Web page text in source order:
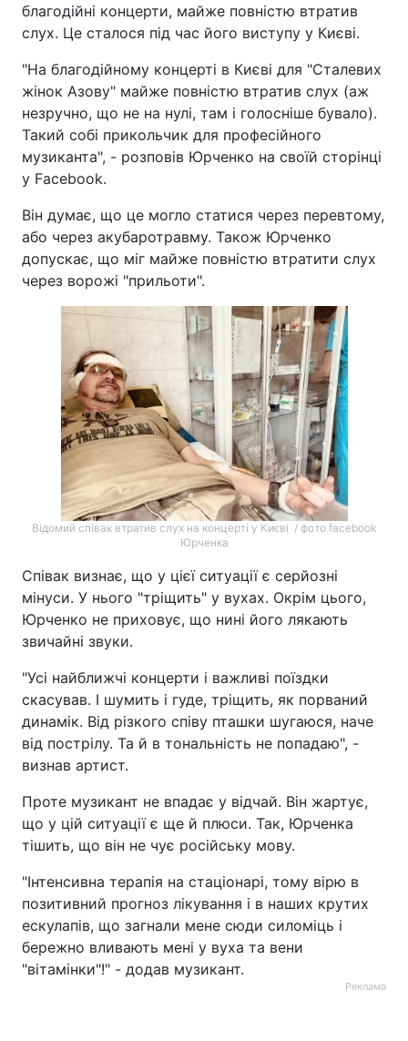
благодійні концерти, майже повністю втратив
слух. Це сталося під час його виступу у Києві.
"На благодійному концерті в Києві для "Сталевих
жінок Азову" майже повністю втратив слух (аж
незручно, що не на нулі, там і голосніше бувало).
Такий собі прикольчик для професійного
музиканта", - розповів Юрченко на своїй сторінці
у Facebook.
Він думає, що це могло статися через перевтому,
або через акубаротравму. Також Юрченко
допускає, що міг майже повністю втратити слух
через ворожі "прильоти".
Відомий співак втратив слух на концерті у Києві / фото facebook
Юрченка
Співак визнає, що у цієї ситуації є серйозні
мінуси. У нього "тріщить" у вухах. Окрім цього,
Юрченко не приховує, що нині його лякають
звичайні звуки.
"Усі найближчі концерти і важливі поїздки
скасував. І шумить і гуде, тріщить, як порваний
динамік. Від різкого співу пташки шугаюся, наче
від пострілу. Та й в тональність не попадаю", -
визнав артист.
Проте музикант не впадає у відчай. Він жартує,
що у цій ситуації є ще й плюси. Так, Юрченка
тішить, що він не чує російську мову.
"Інтенсивна терапія на стаціонарі, тому вірю в
позитивний прогноз лікування і в наших крутих
ескулапів, що загнали мене сюди силоміць і
бережно вливають мені у вуха та вени
"вітамінки"!" - додав музикант.
Реклама